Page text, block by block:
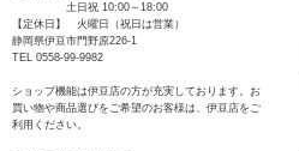
土日祝 10:00～18:00
【定休日】 火曜日（祝日は営業）
静岡県伊豆市門野原226-1
TEL 0558-99-9982
ショップ機能は伊豆店の方が充実しております。お
買い物や商品選びをご希望のお客様は、伊豆店をご
利用ください。